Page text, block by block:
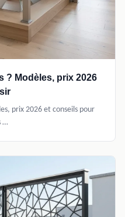
? Modèles, prix 2026
prix 2026 et conseils pour
…